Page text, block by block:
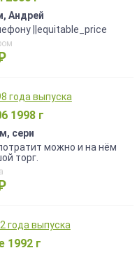
Андрей
||equitable_price
1998 г
сери
можно и на нём
торг.
1992 г